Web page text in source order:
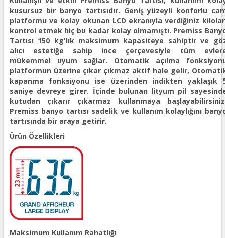
kusursuz bir banyo tartısıdır. Geniş yüzeyli konforlu
platformu ve kolay okunan LCD ekranıyla verdiğiniz
kontrol etmek hiç bu kadar kolay olmamıştı. Premiss
Tartısı 150 kg'lık maksimum kapasiteye sahiptir ve
alıcı estetiğe sahip ince çerçevesiyle tüm
mükemmel uyum sağlar. Otomatik açılma
platformun üzerine çıkar çıkmaz aktif hale gelir,
kapanma fonksiyonu ise üzerinden indikten yaklaşık
saniye devreye girer. İçinde bulunan lityum pil
kutudan çıkarır çıkarmaz kullanmaya
Premiss banyo tartısı sadelik ve kullanım kolaylığını
tartısında bir araya getirir.
Ürün Özellikleri
Maksimum Kullanım Rahatlığı